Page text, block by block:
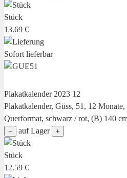
Stück
13.69 €
Sofort lieferbar
Plakatkalender 2023 12
Plakatkalender, Güss, 51, 12 Monate,
Querformat, schwarz / rot, (B) 140
− auf Lager +
Stück
12.59 €